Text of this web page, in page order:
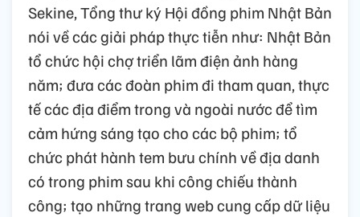
Sekine, Tổng thư ký Hội đồng phim Nhật Bản
nói về các giải pháp thực tiễn như: Nhật Bản
tổ chức hội chợ triển lãm điện ảnh hàng
năm; đưa các đoàn phim đi tham quan, thực
tế các địa điểm trong và ngoài nước để tìm
cảm hứng sáng tạo cho các bộ phim; tổ
chức phát hành tem bưu chính về địa danh
có trong phim sau khi công chiếu thành
công; tạo những trang web cung cấp dữ liệu